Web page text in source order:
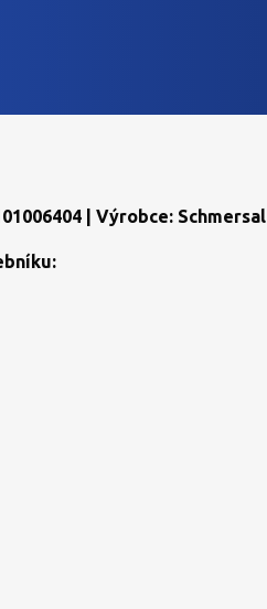
| Výrobce: Schmersal